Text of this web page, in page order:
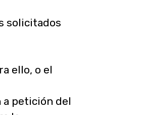
solicitados
ello, o el
a petición del